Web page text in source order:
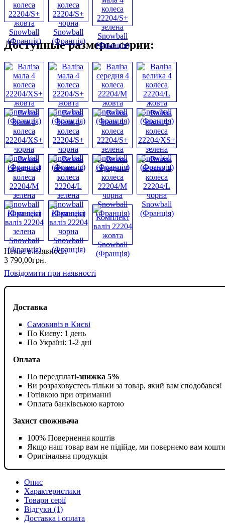
Доставка
Самовивіз в Києві
По Києву: 1 день
По Україні: 1-2 дні
Оплата
По передплаті-знижка 5%
Ви розраховуєтесь тільки за товар, який вам сподобався!
Готівкою при отриманні
Оплата банківською картою
Захист споживача
100% Повернення коштів
Якщо наш товар вам не підійде, ми повернемо вам
Оригінальна продукція
Доступные размеры серии:
Немає в наявності
3 790,00грн.
Повідомити при наявності
Опис
Характеристики
Товари серії
Відгуки (1)
Доставка і оплата